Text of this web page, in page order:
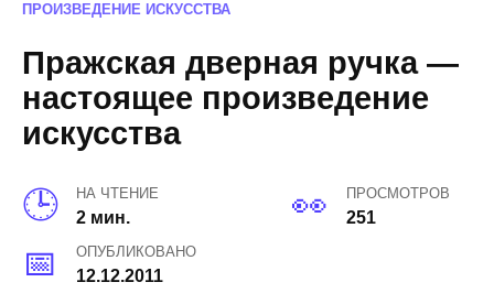
ПРОИЗВЕДЕНИЕ ИСКУССТВА
Пражская дверная ручка —
настоящее произведение
искусства
НА ЧТЕНИЕ
2 мин.
ПРОСМОТРОВ
251
ОПУБЛИКОВАНО
12.12.2011